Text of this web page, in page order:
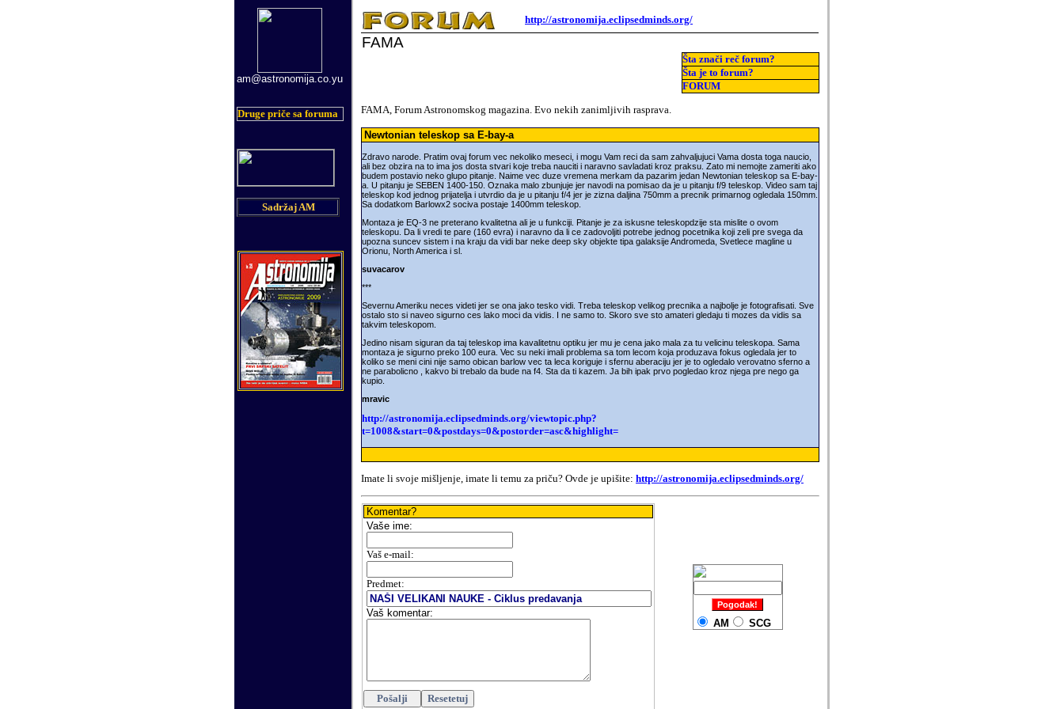
am@astronomija.co.yu
Druge priče sa foruma
Sadržaj AM
http://astronomija.eclipsedminds.org/
FAMA
Šta znači reč forum?
Šta je to forum?
FORUM
FAMA, Forum Astronomskog magazina. Evo nekih zanimljivih rasprava.
Newtonian teleskop sa E-bay-a
Zdravo narode. Pratim ovaj forum vec nekoliko meseci, i mogu Vam reci da sam zahvaljujuci Vama dosta toga naucio,
ali bez obzira na to ima jos dosta stvari koje treba nauciti i naravno savladati kroz praksu. Zato mi nemojte zameriti ako
budem postavio neko glupo pitanje. Naime vec duze vremena merkam da pazarim jedan Newtonian teleskop sa E-bay-
a. U pitanju je SEBEN 1400-150. Oznaka malo zbunjuje jer navodi na pomisao da je u pitanju f/9 teleskop. Video sam taj
teleskop kod jednog prijatelja i utvrdio da je u pitanju f/4 jer je zizna daljina 750mm a precnik primarnog ogledala 150mm.
Sa dodatkom Barlowx2 sociva postaje 1400mm teleskop.
Montaza je EQ-3 ne preterano kvalitetna ali je u funkciji. Pitanje je za iskusne teleskopdzije sta mislite o ovom
teleskopu. Da li vredi te pare (160 evra) i naravno da li ce zadovoljiti potrebe jednog pocetnika koji zeli pre svega da
upozna suncev sistem i na kraju da vidi bar neke deep sky objekte tipa galaksije Andromeda, Svetlece magline u
Orionu, North America i sl.
suvacarov
***
Severnu Ameriku neces videti jer se ona jako tesko vidi. Treba teleskop velikog precnika a najbolje je fotografisati. Sve
ostalo sto si naveo sigurno ces lako moci da vidis. I ne samo to. Skoro sve sto amateri gledaju ti mozes da vidis sa
takvim teleskopom.
Jedino nisam siguran da taj teleskop ima kavalitetnu optiku jer mu je cena jako mala za tu velicinu teleskopa. Sama
montaza je sigurno preko 100 eura. Vec su neki imali problema sa tom lecom koja produzava fokus ogledala jer to
koliko se meni cini nije samo obican barlow vec ta leca koriguje i sfernu aberaciju jer je to ogledalo verovatno sferno a
ne parabolicno , kakvo bi trebalo da bude na f4. Sta da ti kazem. Ja bih ipak prvo pogledao kroz njega pre nego ga
kupio.
mravic
http://astronomija.eclipsedminds.org/viewtopic.php?
t=1008&start=0&postdays=0&postorder=asc&highlight=
Imate li svoje mišljenje , imate li temu za priču? Ovde je upišite: http://astronomija.eclipsedminds.org/
Komentar?
Vaše ime:
Vaš e-mail:
Predmet:
Vaš komentar:
AM
SCG